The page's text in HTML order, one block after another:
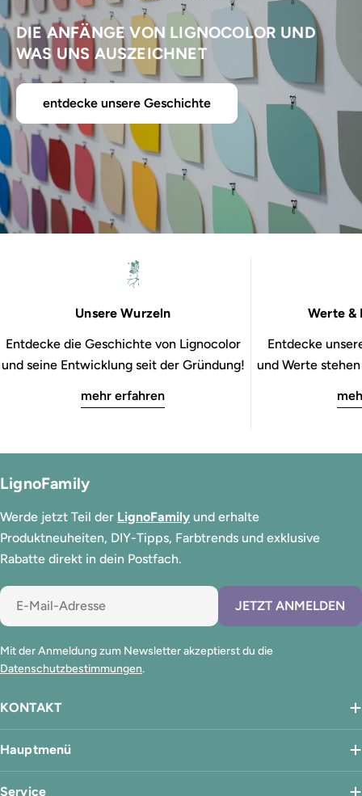
DIE ANFÄNGE VON LIGNOCOLOR UND
WAS UNS AUSZEICHNET
entdecke unsere Geschichte
Unsere Wurzeln
Entdecke die Geschichte von Lignocolor
und seine Entwicklung seit der Gründung!
mehr erfahren
Werte &
Entdecke
und Werte
KONTAKT
Hauptmenü
Service
LignoFamily
Werde jetzt Teil der LignoFamily und erhalte
Produktneuheiten, DIY-Tipps, Farbtrends und exklusive
Rabatte direkt in dein Postfach.
E-
Mail
JETZT ANMELDEN
Mit der Anmeldung zum Newsletter akzeptierst du die
Datenschutzbestimmungen.